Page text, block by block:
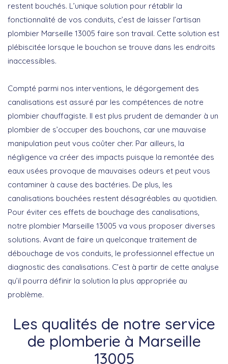
restent bouchés. L’unique solution pour rétablir la
fonctionnalité de vos conduits, c’est de laisser l’artisan
plombier Marseille 13005 faire son travail. Cette solution est
plébiscitée lorsque le bouchon se trouve dans les endroits
inaccessibles.
Compté parmi nos interventions, le dégorgement des
canalisations est assuré par les compétences de notre
plombier chauffagiste. Il est plus prudent de demander à un
plombier de s’occuper des bouchons, car une mauvaise
manipulation peut vous coûter cher. Par ailleurs, la
négligence va créer des impacts puisque la remontée des
eaux usées provoque de mauvaises odeurs et peut vous
contaminer à cause des bactéries. De plus, les
canalisations bouchées restent désagréables au quotidien.
Pour éviter ces effets de bouchage des canalisations,
notre plombier Marseille 13005 va vous proposer diverses
solutions. Avant de faire un quelconque traitement de
débouchage de vos conduits, le professionnel effectue un
diagnostic des canalisations. C’est à partir de cette analyse
qu’il pourra définir la solution la plus appropriée au
problème.
Les qualités de notre service
de plomberie à Marseille
13005